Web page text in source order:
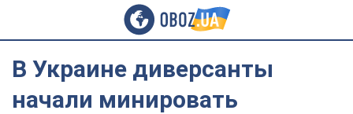
В Украине диверсанты
начали минировать